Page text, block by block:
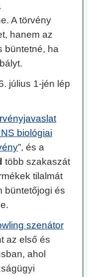
A törvény
hanem az
büntetné, ha
július 1-jén lép
biológiai
”, és a
több szakaszát
tilalmát
büntetőjogi és
szenátor
az első és
ahol